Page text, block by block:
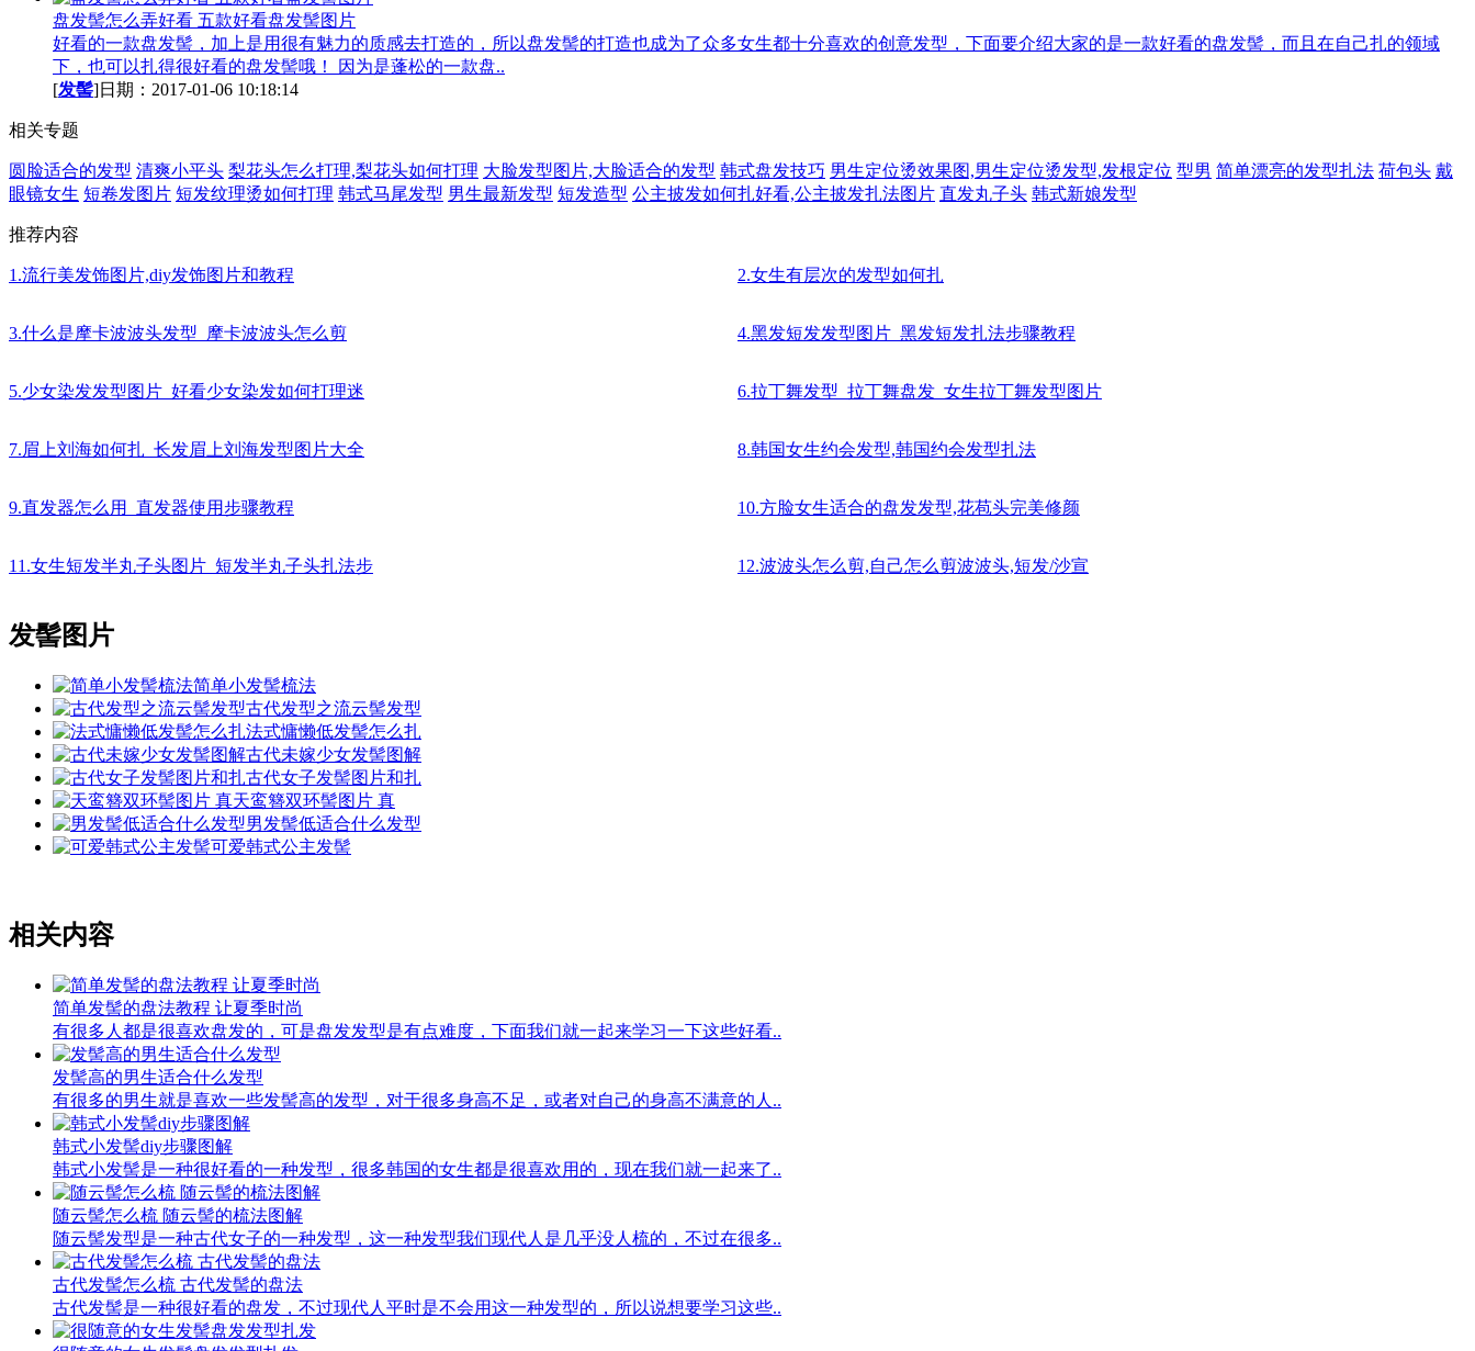
盘发髻怎么弄好看 五款好看盘发髻图片
好看的一款盘发髻，加上是用很有魅力的质感去打造的，所以盘发髻的打造也成为了众多女生都十分喜欢的创意发型，下面要介绍大家的是一款好看的盘发髻，而且在自己扎的领域
下，也可以扎得很好看的盘发髻哦！ 因为是蓬松的一款盘..
[发髻]日期：2017-01-06 10:18:14
相关专题
圆脸适合的发型 清爽小平头 梨花头怎么打理,梨花头如何打理 大脸发型图片,大脸适合的发型 韩式盘发技巧 男生定位烫效果图,男生定位烫发型,发根定位 型男 简单漂亮的发型扎法 荷包头 戴
眼镜女生 短卷发图片 短发纹理烫如何打理 韩式马尾发型 男生最新发型 短发造型 公主披发如何扎好看,公主披发扎法图片 直发丸子头 韩式新娘发型
推荐内容
1.流行美发饰图片,diy发饰图片和教程 2.女生有层次的发型如何扎
3.什么是摩卡波波头发型_摩卡波波头怎么剪 4.黑发短发发型图片_黑发短发扎法步骤教程
5.少女染发发型图片_好看少女染发如何打理迷 6.拉丁舞发型_拉丁舞盘发_女生拉丁舞发型图片
7.眉上刘海如何扎_长发眉上刘海发型图片大全 8.韩国女生约会发型,韩国约会发型扎法
9.直发器怎么用_直发器使用步骤教程 10.方脸女生适合的盘发发型,花苞头完美修颜
11.女生短发半丸子头图片_短发半丸子头扎法步 12.波波头怎么剪,自己怎么剪波波头,短发/沙宣
发髻图片
简单小发髻梳法
古代发型之流云髻发型
法式慵懒低发髻怎么扎
古代未嫁少女发髻图解
古代女子发髻图片和扎
天鸾簪双环髻图片 真
男发髻低适合什么发型
可爱韩式公主发髻
相关内容
简单发髻的盘法教程 让夏季时尚
有很多人都是很喜欢盘发的，可是盘发发型是有点难度，下面我们就一起来学习一下这些好看..
发髻高的男生适合什么发型
有很多的男生就是喜欢一些发髻高的发型，对于很多身高不足，或者对自己的身高不满意的人..
韩式小发髻diy步骤图解
韩式小发髻是一种很好看的一种发型，很多韩国的女生都是很喜欢用的，现在我们就一起来了..
随云髻怎么梳 随云髻的梳法图解
随云髻发型是一种古代女子的一种发型，这一种发型我们现代人是几乎没人梳的，不过在很多..
古代发髻怎么梳 古代发髻的盘法
古代发髻是一种很好看的盘发，不过现代人平时是不会用这一种发型的，所以说想要学习这些..